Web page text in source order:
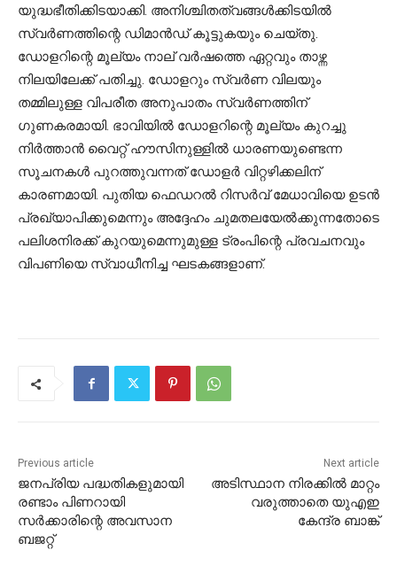
യുദ്ധഭീതിക്കിടയാക്കി. അനിശ്ചിതത്വങ്ങള്‍ക്കിടയില്‍
സ്വര്‍ണത്തിന്റെ ഡിമാന്‍ഡ് കൂട്ടുകയും ചെയ്തു.
ഡോളറിന്റെ മൂല്യം നാല് വര്‍ഷത്തെ ഏറ്റവും താഴ്ന്ന
നിലയിലേക്ക് പതിച്ചു. ഡോളറും സ്വര്‍ണ വിലയും
തമ്മിലുള്ള വിപരീത അനുപാതം സ്വര്‍ണത്തിന്
ഗുണകരമായി. ഭാവിയില്‍ ഡോളറിന്റെ മൂല്യം കുറച്ചു
നിര്‍ത്താന്‍ വൈറ്റ് ഹൗസിനുള്ളില്‍ ധാരണയുണ്ടെന്ന
സൂചനകള്‍ പുറത്തുവന്നത് ഡോളര്‍ വിറ്റഴിക്കലിന്
കാരണമായി. പുതിയ ഫെഡറല്‍ റിസര്‍വ് മേധാവിയെ ഉടന്‍
പ്രഖ്യാപിക്കുമെന്നും അദ്ദേഹം ചുമതലയേല്‍ക്കുന്നതോടെ
പലിശനിരക്ക് കുറയുമെന്നുമുള്ള ട്രംപിന്റെ പ്രവചനവും
വിപണിയെ സ്വാധീനിച്ച ഘടകങ്ങളാണ്.
Previous article
ജനപ്രിയ പദ്ധതികളുമായി
രണ്ടാം പിണറായി
സര്‍ക്കാരിന്റെ അവസാന
ബജറ്റ്
Next article
അടിസ്ഥാന നിരക്കില്‍ മാറ്റം
വരുത്താതെ യുഎഇ
കേന്ദ്ര ബാങ്ക്